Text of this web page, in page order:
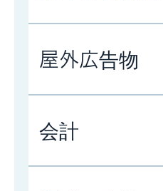
屋外広告物
会計